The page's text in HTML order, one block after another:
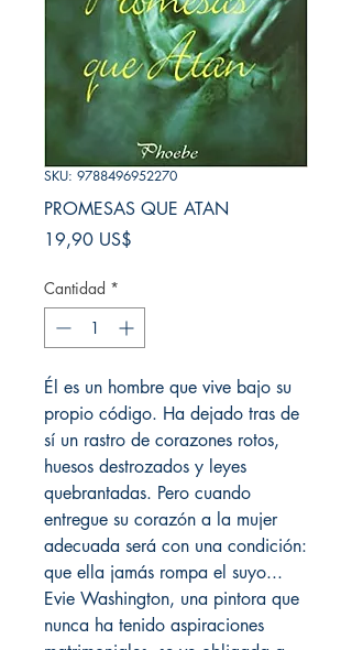
SKU: 9788496952270
PROMESAS QUE ATAN
19,90 US$
Cantidad *
Él es un hombre que vive bajo su
propio código. Ha dejado tras de
sí un rastro de corazones rotos,
huesos destrozados y leyes
quebrantadas. Pero cuando
entregue su corazón a la mujer
adecuada será con una condición:
que ella jamás rompa el suyo...
Evie Washington, una pintora que
nunca ha tenido aspiraciones